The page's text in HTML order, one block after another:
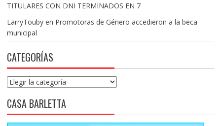
TITULARES CON DNI TERMINADOS EN 7
LarryToubyen Promotoras de Género accedieron a la beca
municipal
CATEGORÍAS
Categorías
CASA BARLETTA